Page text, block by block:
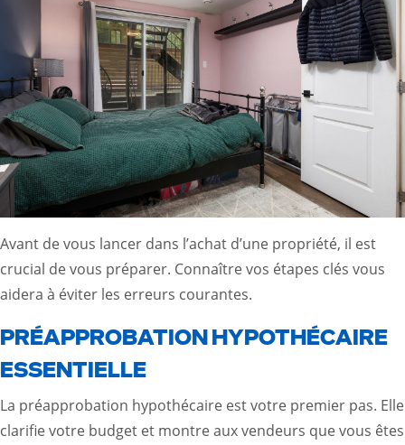
Avant de vous lancer dans l’achat d’une propriété, il est
crucial de vous préparer. Connaître vos étapes clés vous
aidera à éviter les erreurs courantes.
PRÉAPPROBATION HYPOTHÉCAIRE
ESSENTIELLE
La préapprobation hypothécaire est votre premier pas. Elle
clarifie votre budget et montre aux vendeurs que vous êtes